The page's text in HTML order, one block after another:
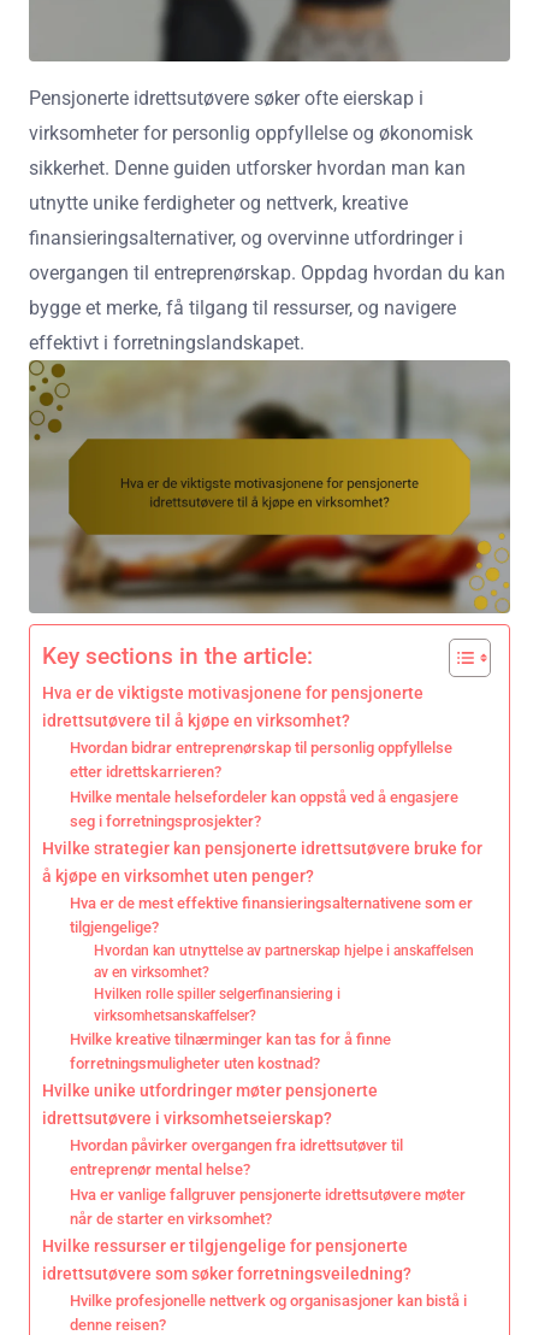
Pensjonerte idrettsutøvere søker ofte eierskap i
virksomheter for personlig oppfyllelse og økonomisk
sikkerhet. Denne guiden utforsker hvordan man kan
utnytte unike ferdigheter og nettverk, kreative
finansieringsalternativer, og overvinne utfordringer i
overgangen til entreprenørskap. Oppdag hvordan du kan
bygge et merke, få tilgang til ressurser, og navigere
effektivt i forretningslandskapet.
Key sections in the article:
Hva er de viktigste motivasjonene for pensjonerte
idrettsutøvere til å kjøpe en virksomhet?
Hvordan bidrar entreprenørskap til personlig oppfyllelse
etter idrettskarrieren?
Hvilke mentale helsefordeler kan oppstå ved å engasjere
seg i forretningsprosjekter?
Hvilke strategier kan pensjonerte idrettsutøvere bruke for
å kjøpe en virksomhet uten penger?
Hva er de mest effektive finansieringsalternativene som er
tilgjengelige?
Hvordan kan utnyttelse av partnerskap hjelpe i anskaffelsen
av en virksomhet?
Hvilken rolle spiller selgerfinansiering i
virksomhetsanskaffelser?
Hvilke kreative tilnærminger kan tas for å finne
forretningsmuligheter uten kostnad?
Hvilke unike utfordringer møter pensjonerte
idrettsutøvere i virksomhetseierskap?
Hvordan påvirker overgangen fra idrettsutøver til
entreprenør mental helse?
Hva er vanlige fallgruver pensjonerte idrettsutøvere møter
når de starter en virksomhet?
Hvilke ressurser er tilgjengelige for pensjonerte
idrettsutøvere som søker forretningsveiledning?
Hvilke profesjonelle nettverk og organisasjoner kan bistå i
denne reisen?